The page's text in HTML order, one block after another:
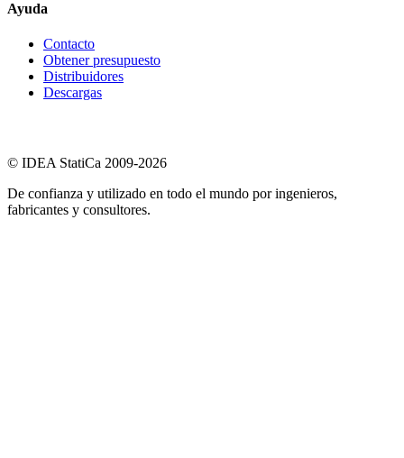
Ayuda
Contacto
Obtener presupuesto
Distribuidores
Descargas
© IDEA StatiCa 2009-2026
De confianza y utilizado en todo el mundo por ingenieros,
fabricantes y consultores.